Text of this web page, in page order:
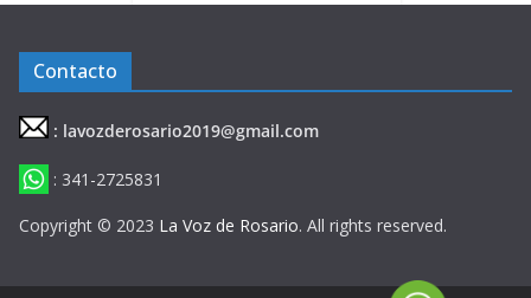
Contacto
: lavozderosario2019@gmail.com
: 341-2725831
Copyright © 2023 La Voz de Rosario. All rights reserved.